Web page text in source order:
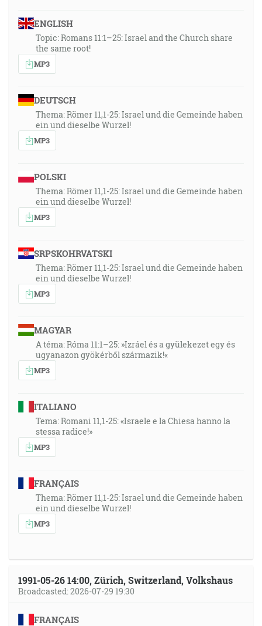
ENGLISH
Topic: Romans 11:1–25: Israel and the Church share
the same root!
MP3
DEUTSCH
Thema: Römer 11,1-25: Israel und die Gemeinde haben
ein und dieselbe Wurzel!
MP3
POLSKI
Thema: Römer 11,1-25: Israel und die Gemeinde haben
ein und dieselbe Wurzel!
MP3
SRPSKOHRVATSKI
Thema: Römer 11,1-25: Israel und die Gemeinde haben
ein und dieselbe Wurzel!
MP3
MAGYAR
A téma: Róma 11:1–25: »Izráel és a gyülekezet egy és
ugyanazon gyökérből származik!«
MP3
ITALIANO
Tema: Romani 11,1-25: «Israele e la Chiesa hanno la
stessa radice!»
MP3
FRANÇAIS
Thema: Römer 11,1-25: Israel und die Gemeinde haben
ein und dieselbe Wurzel!
MP3
1991-05-26 14:00, Zürich, Switzerland, Volkshaus
Broadcasted: 2026-07-29 19:30
FRANÇAIS